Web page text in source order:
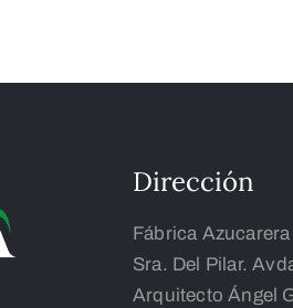
Dirección
Fábrica
Sra. Del Pilar.
Arquitecto Ángel